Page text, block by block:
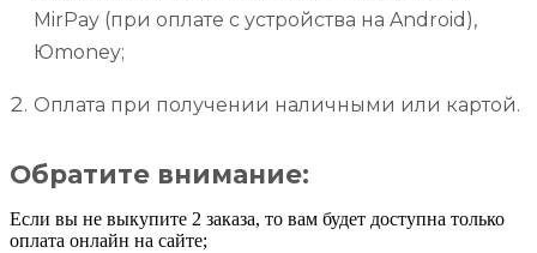
MirPay (при оплате с устройства на Android),
Юmoney;
Оплата при получении наличными или картой.
Обратите внимание:
Если вы не выкупите 2 заказа, то вам будет доступна только
оплата онлайн на сайте;